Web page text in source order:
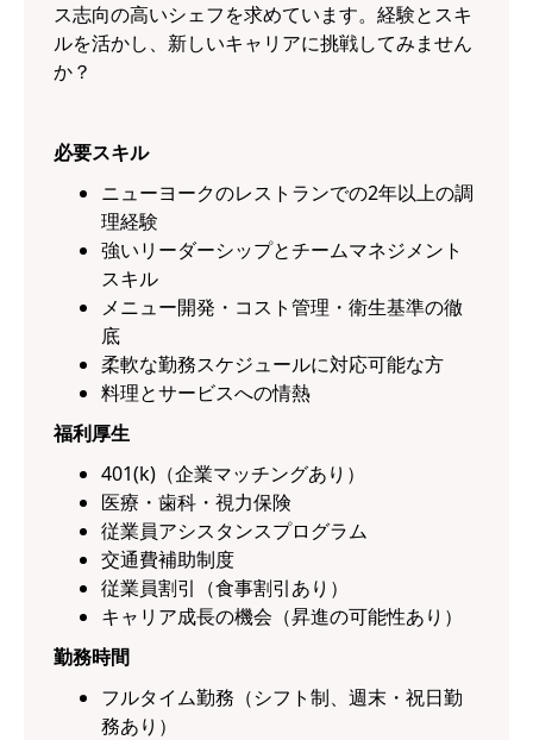
ス志向の高いシェフを求めています。経験とスキ
ルを活かし、新しいキャリアに挑戦してみません
か？
必要スキル
ニューヨークのレストランでの2年以上の調
理経験
強いリーダーシップとチームマネジメント
スキル
メニュー開発・コスト管理・衛生基準の徹
底
柔軟な勤務スケジュールに対応可能な方
料理とサービスへの情熱
福利厚生
401(k)（企業マッチングあり）
医療・歯科・視力保険
従業員アシスタンスプログラム
交通費補助制度
従業員割引（食事割引あり）
キャリア成長の機会（昇進の可能性あり）
勤務時間
フルタイム勤務（シフト制、週末・祝日勤
務あり）